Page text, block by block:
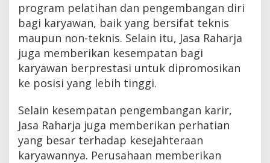
program pelatihan dan pengembangan diri
bagi karyawan, baik yang bersifat teknis
maupun non-teknis. Selain itu, Jasa Raharja
juga memberikan kesempatan bagi
karyawan berprestasi untuk dipromosikan
ke posisi yang lebih tinggi.
Selain kesempatan pengembangan karir,
Jasa Raharja juga memberikan perhatian
yang besar terhadap kesejahteraan
karyawannya. Perusahaan memberikan